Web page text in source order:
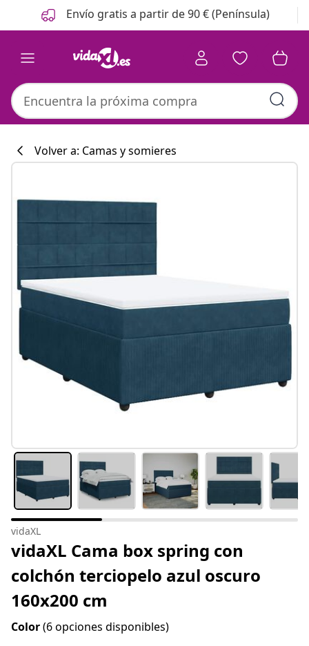
Anterior
Siguiente Envío gratis a partir de 90 € (Península)
#sharemevidaxl
Volver a: Camas y somieres
vidaXL
vidaXL Cama box spring con
colchón terciopelo azul oscuro
160x200 cm
Color(6 opciones disponibles)